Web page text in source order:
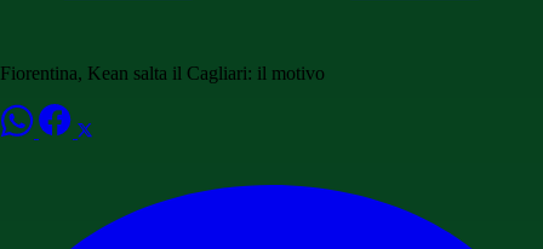
Fiorentina, Kean salta il Cagliari: il motivo